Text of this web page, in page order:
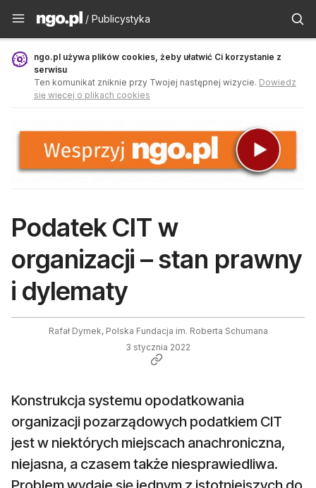
Publicystyka - ngo.pl
/ Publicystyka
ngo.pl używa plików cookies, żeby ułatwić Ci korzystanie z
serwisu
Ten komunikat zniknie przy Twojej następnej wizycie. Dowiedz
się więcej o plikach cookies
Podatek CIT w
organizacji – stan prawny
i dylematy
Rafał Dymek, Polska Fundacja im. Roberta Schumana
3 stycznia 2022
Konstrukcja systemu opodatkowania
organizacji pozarządowych podatkiem CIT
jest w niektórych miejscach anachroniczna,
niejasna, a czasem także niesprawiedliwa.